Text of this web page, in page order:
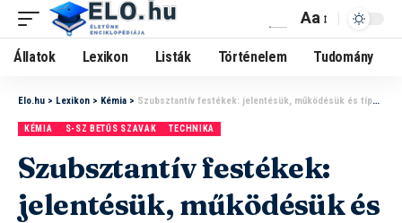
Aa
Állatok Lexikon Listák Történelem Tudomány
Elo.hu > Lexikon > Kémia > Szubsztantív festékek: jelentésük, működésük és típusai
KÉMIA S-SZ BETŰS SZAVAK TECHNIKA
Szubsztantív festékek:
jelentésük, működésük és